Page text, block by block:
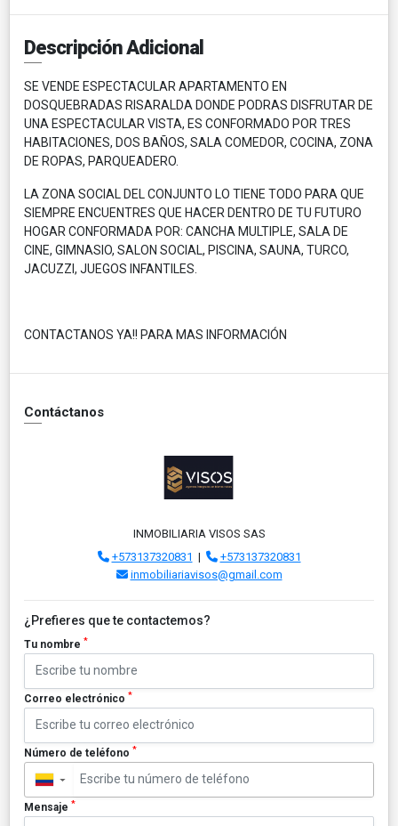
Descripción Adicional
SE VENDE ESPECTACULAR APARTAMENTO EN
DOSQUEBRADAS RISARALDA DONDE PODRAS DISFRUTAR DE
UNA ESPECTACULAR VISTA, ES CONFORMADO POR TRES
HABITACIONES, DOS BAÑOS, SALA COMEDOR, COCINA, ZONA
DE ROPAS, PARQUEADERO.
LA ZONA SOCIAL DEL CONJUNTO LO TIENE TODO PARA QUE
SIEMPRE ENCUENTRES QUE HACER DENTRO DE TU FUTURO
HOGAR CONFORMADA POR: CANCHA MULTIPLE, SALA DE
CINE, GIMNASIO, SALON SOCIAL, PISCINA, SAUNA, TURCO,
JACUZZI, JUEGOS INFANTILES.
CONTACTANOS YA!! PARA MAS INFORMACIÓN
Contáctanos
INMOBILIARIA VISOS SAS
+573137320831 |
+573137320831
inmobiliariavisos@gmail.com
¿Prefieres que te contactemos?
Tu nombre *
Correo electrónico *
Número de teléfono *
▼
Mensaje *